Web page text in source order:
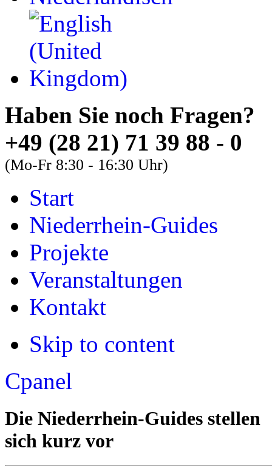
Haben Sie noch
+49 (28 21) 71 39 88 - 0
(Mo-Fr 8:30 - 16:30 Uhr)
Start
Niederrhein-Guides
Projekte
Veranstaltungen
Kontakt
Skip to content
Guides FAQs
Font Size
Increase font size
Decrease font size
Default font size
Cpanel
Die Niederrhein-Guides stellen
sich kurz vor